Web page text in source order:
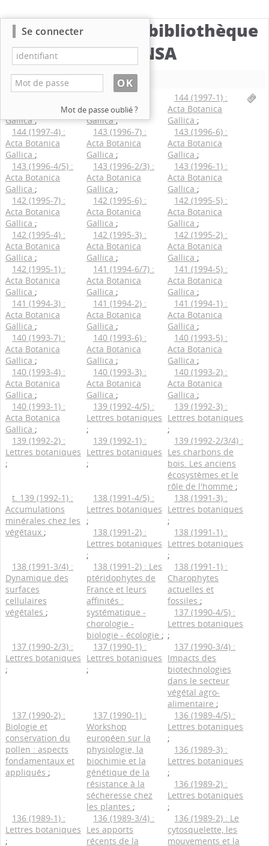
Catalogue de la bibliothèque
du CBNSA
Nouvelle recherche
Gallica;
Acta Botanica
Gallica;
144 (1997-1) :
Acta Botanica
Gallica ;
144 (1997-4) :
Acta Botanica
Gallica ;
143 (1996-7) :
Acta Botanica
Gallica ;
143 (1996-6) :
Acta Botanica
Gallica ;
143 (1996-4/5) :
Acta Botanica
Gallica ;
143 (1996-2/3) :
Acta Botanica
Gallica ;
143 (1996-1) :
Acta Botanica
Gallica ;
142 (1995-7) :
Acta Botanica
Gallica ;
142 (1995-6) :
Acta Botanica
Gallica ;
142 (1995-5) :
Acta Botanica
Gallica ;
142 (1995-4) :
Acta Botanica
Gallica ;
142 (1995-3) :
Acta Botanica
Gallica ;
142 (1995-2) :
Acta Botanica
Gallica ;
142 (1995-1) :
Acta Botanica
Gallica ;
141 (1994-6/7) :
Acta Botanica
Gallica ;
141 (1994-5) :
Acta Botanica
Gallica ;
141 (1994-3) :
Acta Botanica
Gallica ;
141 (1994-2) :
Acta Botanica
Gallica ;
141 (1994-1) :
Acta Botanica
Gallica ;
140 (1993-7) :
Acta Botanica
Gallica ;
140 (1993-6) :
Acta Botanica
Gallica ;
140 (1993-5) :
Acta Botanica
Gallica ;
140 (1993-4) :
Acta Botanica
Gallica ;
140 (1993-3) :
Acta Botanica
Gallica ;
140 (1993-2) :
Acta Botanica
Gallica ;
140 (1993-1) :
Acta Botanica
Gallica ;
139 (1992-4/5) :
Lettres botaniques
;
139 (1992-3) :
Lettres botaniques
;
139 (1992-2) :
Lettres botaniques
;
139 (1992-1) :
Lettres botaniques
;
139 (1992-2/3/4) :
Les charbons de
bois. Les anciens
écosystèmes et le
rôle de l'homme ;
t. 139 (1992-1) :
Accumulations
minérales chez les
végétaux ;
138 (1991-4/5) :
Lettres botaniques
;
138 (1991-3) :
Lettres botaniques
;
138 (1991-2) :
Lettres botaniques
;
138 (1991-1) :
Lettres botaniques
;
138 (1991-3/4) :
Dynamique des
surfaces
cellulaires
végétales ;
138 (1991-2) : Les
ptéridophytes de
France et leurs
affinités :
systématique -
chorologie -
biologie - écologie ;
138 (1991-1) :
Charophytes
actuelles et
fossiles ;
137 (1990-4/5) :
Lettres botaniques
;
137 (1990-2/3) :
Lettres botaniques
;
137 (1990-1) :
Lettres botaniques
;
137 (1990-3/4) :
Impacts des
biotechnologies
dans le secteur
végétal agro-
alimentaire ;
137 (1990-2) :
Biologie et
conservation du
pollen : aspects
fondamentaux et
appliqués ;
137 (1990-1) :
Workshop
européen sur la
physiologie, la
biochimie et la
génétique de la
résistance à la
sécheresse chez
les plantes ;
136 (1989-4/5) :
Lettres botaniques
;
136 (1989-3) :
Lettres botaniques
;
136 (1989-2) :
Lettres botaniques
;
136 (1989-1) :
Lettres botaniques
;
136 (1989-3/4) :
Les apports
récents de la
136 (1989-2) : Le
cytosquelette, les
mouvements et la
Se connecter
Mot de passe oublié ?